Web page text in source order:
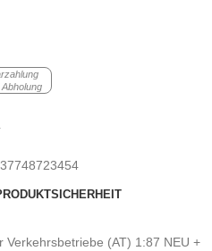
Abholung
Verkehrsbetriebe (AT) 1:87 NEU +